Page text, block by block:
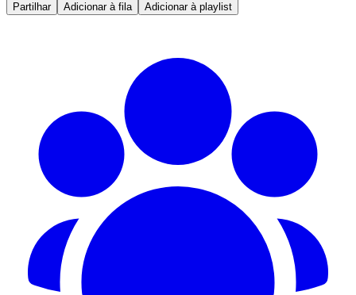
Partilhar Adicionar à fila Adicionar à playlist